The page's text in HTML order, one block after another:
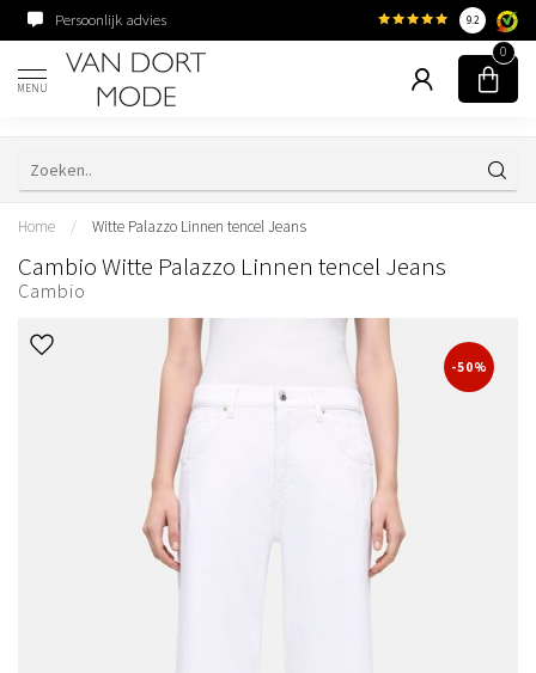
Persoonlijk advies Familiebedrijf sinds
9.2
MENU
0
Home / Witte Palazzo Linnen tencel Jeans
Cambio Witte Palazzo Linnen tencel Jeans
Cambio
-50%